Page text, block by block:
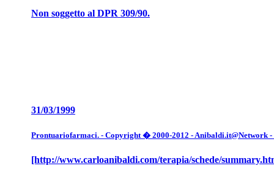
Non soggetto al DPR 309/90.
31/03/1999
Prontuariofarmaci. - Copyright � 2000-2012 - Anibaldi.it@Network
[http://www.carloanibaldi.com/terapia/schede/